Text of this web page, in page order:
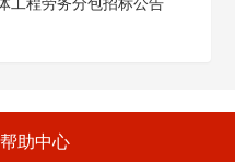
帮助中心